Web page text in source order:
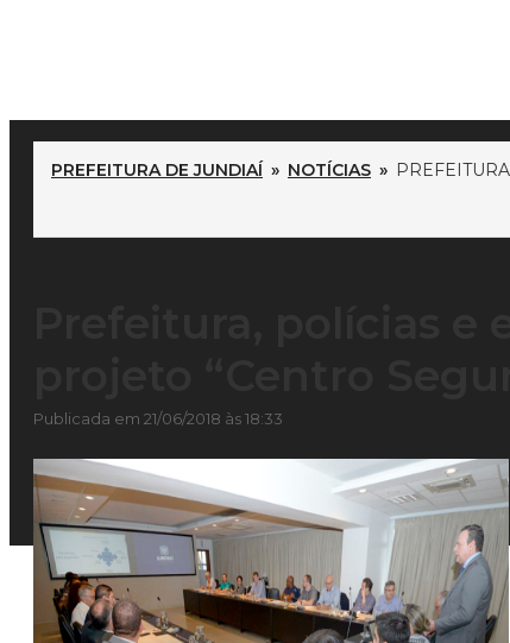
PREFEITURA DE JUNDIAÍ » NOTÍCIAS »
Publicada em 21/06/2018 às 18:33